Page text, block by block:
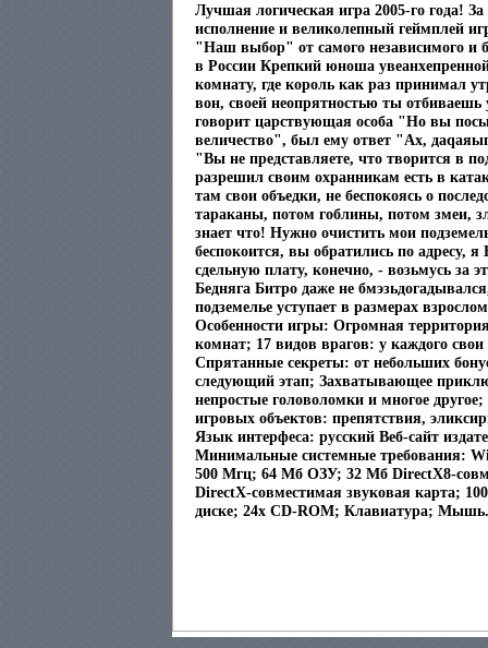
Лучшая логическая игра 2005-го года! За
исполнение и великолепный геймплей
"Наш выбор" от самого независимого и
в России Крепкий юноша
комнату, где король как раз принимал
вон, своей неопрятностью ты
говорит царствующая особа "Но вы
величество", был ему ответ "Ах,
"Вы не представляете, что творится в
разрешил своим охранникам есть в
там свои объедки, не беспокоясь о
тараканы, потом гоблины, потом змеи,
знает что! Нужно очистить мои
беспокоится, вы обратились по адресу,
сдельную плату, конечно, - возьмусь за
Бедняга Битро даже не
подземелье уступает в размерах
Особенности игры: Огромная
комнат; 17 видов врагов: у каждого свои
Спрятанные секреты: от небольших
следующий этап; Захватывающее
непростые головоломки и многое
игровых объектов: препятствия,
Язык интерфеса: русский Веб-сайт
Минимальные системные требования:
500 Мгц; 64 Мб ОЗУ; 32 Мб DirectX8-
DirectX-совместимая звуковая карта;
диске; 24x CD-ROM; Клавиатура; Мышь.